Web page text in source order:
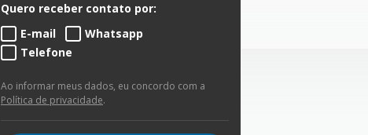
Quero receber contato por:
E-mail
Whatsapp
Telefone
Ao informar meus dados, eu concordo com a
Política de privacidade.